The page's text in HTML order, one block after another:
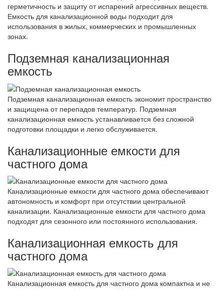
герметичность и защиту от испарений агрессивных веществ.
Емкость для канализационной воды подходит для
использования в жилых, коммерческих и промышленных
зонах.
Подземная канализационная
емкость
Подземная канализационная емкость экономит пространство
и защищена от перепадов температур. Подземная
канализационная емкость устанавливается без сложной
подготовки площадки и легко обслуживается.
Канализационные емкости для
частного дома
Канализационные емкости для частного дома обеспечивают
автономность и комфорт при отсутствии центральной
канализации. Канализационные емкости для частного дома
подходят для сезонного или постоянного использования.
Канализационная емкость для
частного дома
Канализационная емкость для частного дома компактна и не